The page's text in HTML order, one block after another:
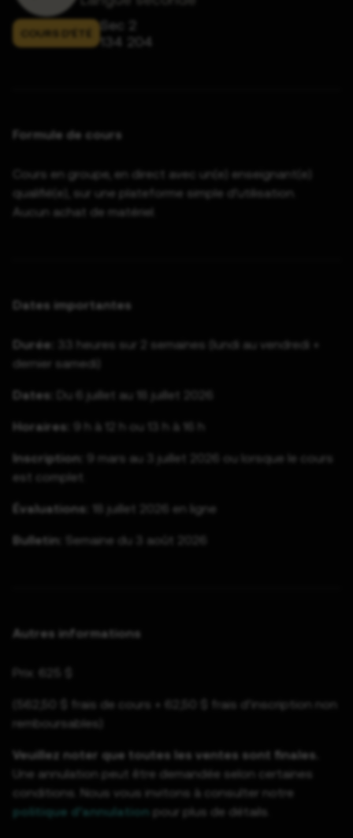
Sec 2
134 204
COURS D’ÉTÉ
Formule de cours
Cours en groupe, en direct avec un(e) enseignant(e)
qualifié(e), sur une plateforme simple d’utilisation.
Aucun achat de matériel.
Dates importantes
Durée:
33 heures sur 2 semaines (lundi au vendredi +
dernier samedi)
Dates: Du 6 juillet au 18 juillet 2026
Horaires: 9 h à 12 h ou 13 h à 16 h
Inscription:
9 mars au 3 juillet 2026 ou lorsque le cours
est complet.
Évaluations: 18 juillet 2026 en ligne
Bulletin: Semaine du 3 août 2026
Autres informations
Prix: 625 $
(562,50 $ frais de cours + 62,50 $ frais d’inscription non
remboursables)
Veuillez noter que toutes les ventes sont finales.
Une annulation peut être demandée selon certaines
conditions. Nous vous invitons à consulter notre
politique d’annulation pour plus de détails.